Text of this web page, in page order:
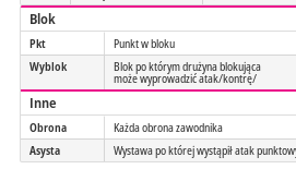
Blok
Pkt Punkt w bloku
Wyblok
Blok po którym drużyna blokująca
może wyprowadzić atak/kontrę/
Inne
Obrona
Każda obrona zawodnika
Asysta
Wystawa po której wystąpił atak